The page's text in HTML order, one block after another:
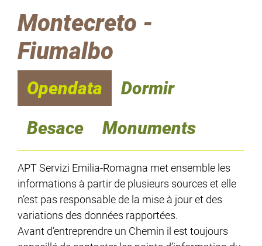
Montecreto -
Fiumalbo
Opendata
Dormir
Besace
Monuments
APT Servizi Emilia-Romagna met ensemble les
informations à partir de plusieurs sources et elle
n’est pas responsable de la mise à jour et des
variations des données rapportées.
Avant d’entreprendre un Chemin il est toujours